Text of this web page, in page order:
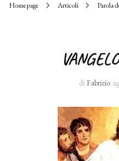
Homepage Articoli Parola
di Fabrizio